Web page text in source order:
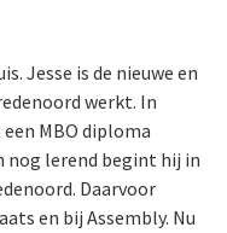
Jesse is de nieuwe en
werkt. In
MBO diploma
nog lerend begint hij in
Daarvoor
en bij Assembly. Nu